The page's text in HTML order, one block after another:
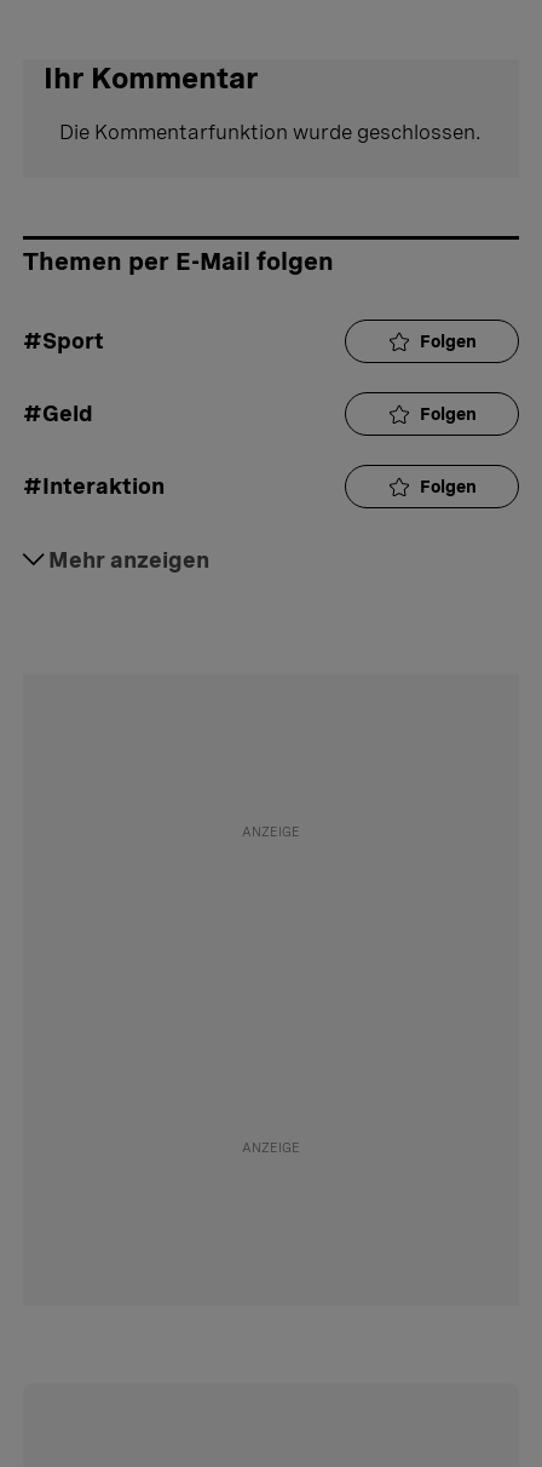
Ihr Kommentar
Die Kommentarfunktion wurde geschlossen.
Themen per E-Mail folgen
#Sport Folgen
#Geld Folgen
#Interaktion Folgen
Mehr anzeigen
#Daily